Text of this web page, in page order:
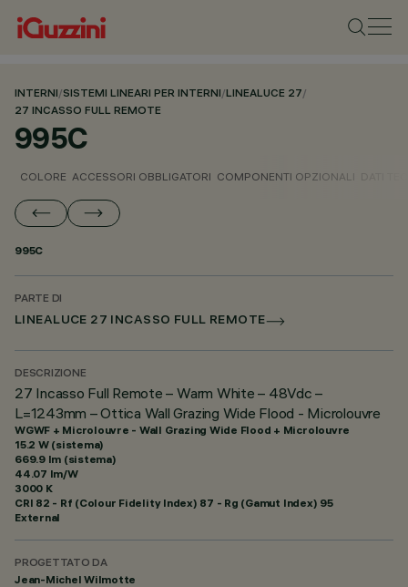
INTERNI/SISTEMI LINEARI PER INTERNI/LINEALUCE 27/
27 INCASSO FULL REMOTE
995C
COLORE ACCESSORI OBBLIGATORI COMPONENTI OPZIONALI
995C
PARTE DI
LINEALUCE 27 INCASSO FULL REMOTE
DESCRIZIONE
27 Incasso Full Remote – Warm White – 48Vdc –
L=1243mm – Ottica Wall Grazing Wide Flood - Microlouvre
WGWF + Microlouvre - Wall Grazing Wide Flood + Microlouvre
15.2 W (sistema)
669.9 lm (sistema)
44.07 lm/W
3000 K
CRI 82 - Rf (Colour Fidelity Index) 87 - Rg (Gamut Index) 95
External
PROGETTATO DA
Jean-Michel Wilmotte